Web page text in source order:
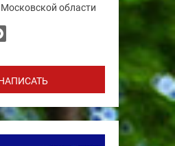
области